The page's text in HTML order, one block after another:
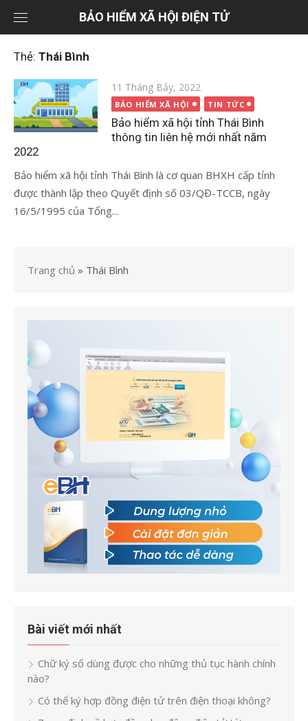
dung
BẢO HIỂM XÃ HỘI ĐIỆN TỬ
Thẻ: Thái Bình
Đăng
vào
11 Tháng Bảy, 2022
BẢO HIỂM XÃ HỘI TIN TỨC
Bảo hiểm xã hội tỉnh Thái Bình
thông tin liên hệ mới nhất năm
2022
Bảo hiểm xã hội tỉnh Thái Bình là cơ quan BHXH cấp tỉnh
được thành lập theo Quyết định số 03/QĐ-TCCB, ngày
16/5/1995 của Tổng...
Trang chủ » Thái Bình
Bài viết mới nhất
Chữ ký số dùng được cho những thủ tục hành chính
nào?
Có thể ký hợp đồng điện tử trên điện thoại không?